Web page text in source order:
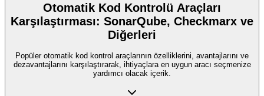
Otomatik Kod Kontrolü Araçları
Karşılaştırması: SonarQube, Checkmarx ve
Diğerleri
Popüler otomatik kod kontrol araçlarının özelliklerini, avantajlarını ve
dezavantajlarını karşılaştırarak, ihtiyaçlara en uygun aracı seçmenize
yardımcı olacak içerik.